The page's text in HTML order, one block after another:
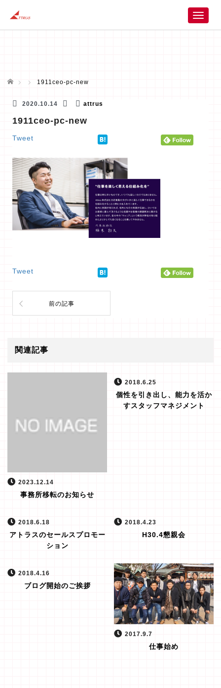
T
ホーム 1911ceo-pc-new
2020.10.14 attrus
1911ceo-pc-new
Tweet
Tweet
前の記事
関連記事
2023.12.14
事務所移転のお知らせ
2018.6.25
個性を引き出し、能力を活か
すスタッフマネジメント
2018.6.18
アトラスのセールスプロモー
ション
2018.4.23
H30.4懇親会
2018.4.16
ブログ開始のご挨拶
2017.9.7
仕事始め